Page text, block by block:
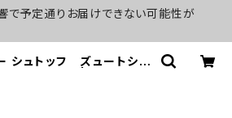
で予定通りお届けできない可能性が
シュトッフ ズュートシュ